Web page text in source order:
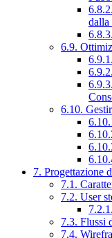
dalla
6.9.
6.10.
7. Progettazione
7.1.
7.2. User
7.3. Flussi
7.4.